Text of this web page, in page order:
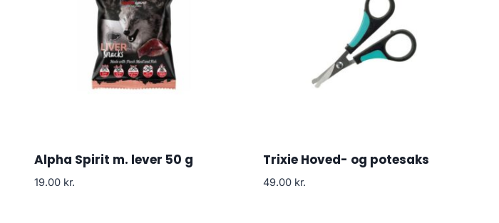
Alpha Spirit m. lever 50 g
19.00 kr.
Trixie Hoved- og potesaks
49.00 kr.